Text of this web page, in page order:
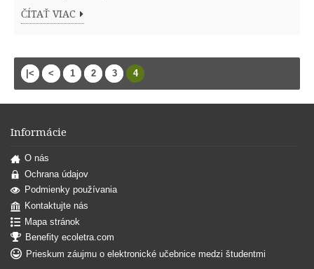
ČÍTAŤ VIAC
|< < 1 2 3 4
Informácie
O nás
Ochrana údajov
Podmienky používania
Kontaktujte nás
Mapa stránok
Benefity ecoletra.com
Prieskum záujmu o elektronické učebnice medzi študentmi